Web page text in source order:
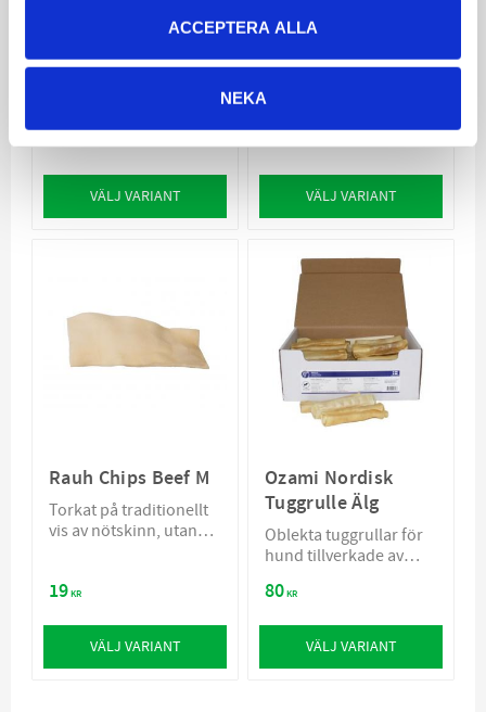
ACCEPTERA ALLA
NEKA
Rauh Älg Chips
Älgskinn, för mindre
35
VÄLJ VARIANT
Ozami Rensticks
Medium 20cm
tillverkade av ren
44
VÄLJ VARIANT
Rauh Chips Beef M
Torkat på traditionellt
vis av nötskinn, utan
19KR
VÄLJ VARIANT
Ozami Nordisk
Tuggrulle Älg
Oblekta tuggrullar för
hund tillverkade av
80KR
VÄLJ VARIANT